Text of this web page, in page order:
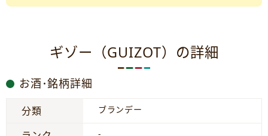
ギゾー（GUIZOT）の詳細
お酒･銘柄詳細
分類 ブランデー